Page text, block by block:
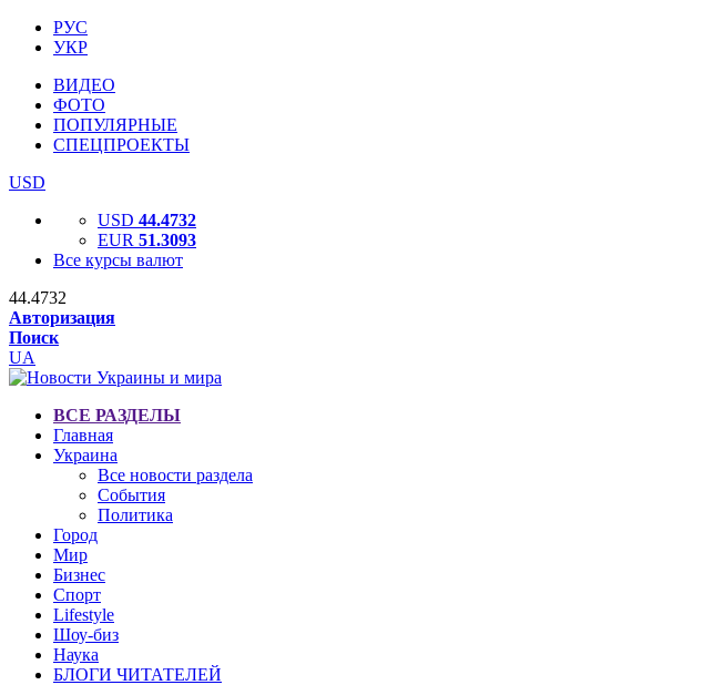
РУС
УКР
ВИДЕО
ФОТО
ПОПУЛЯРНЫЕ
СПЕЦПРОЕКТЫ
USD
USD 44.4732
EUR 51.3093
Все курсы валют
44.4732
Авторизация
Поиск
UA
ВСЕ РАЗДЕЛЫ
Главная
Украина
Все новости раздела
События
Политика
Город
Мир
Бизнес
Спорт
Lifestyle
Шоу-биз
Наука
БЛОГИ ЧИТАТЕЛЕЙ